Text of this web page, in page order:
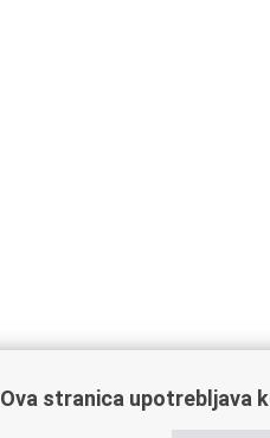
Poveznice
Ova stranica upotrebljava